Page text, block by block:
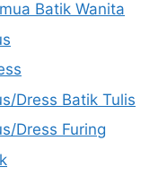
Batik Wanita
Dress Batik Tulis
Dress Furing